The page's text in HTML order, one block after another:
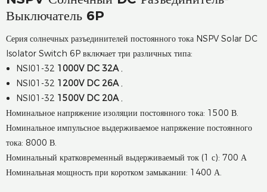
Выключатель 6P
Серия солнечных разъединителей постоянного тока NSPV Solar DC
Isolator Switch 6P включает три различных типа:
NSI01-32 1000V DC 32A,
NSI01-32 1200V DC 26A,
NSI01-32 1500V DC 20A,
Номинальное напряжение изоляции постоянного тока: 1500 В.
Номинальное импульсное выдерживаемое напряжение постоянного
тока: 8000 В.
Номинальный кратковременный выдерживаемый ток (1 с): 700 А
Номинальная мощность при коротком замыкании: 1400 А.